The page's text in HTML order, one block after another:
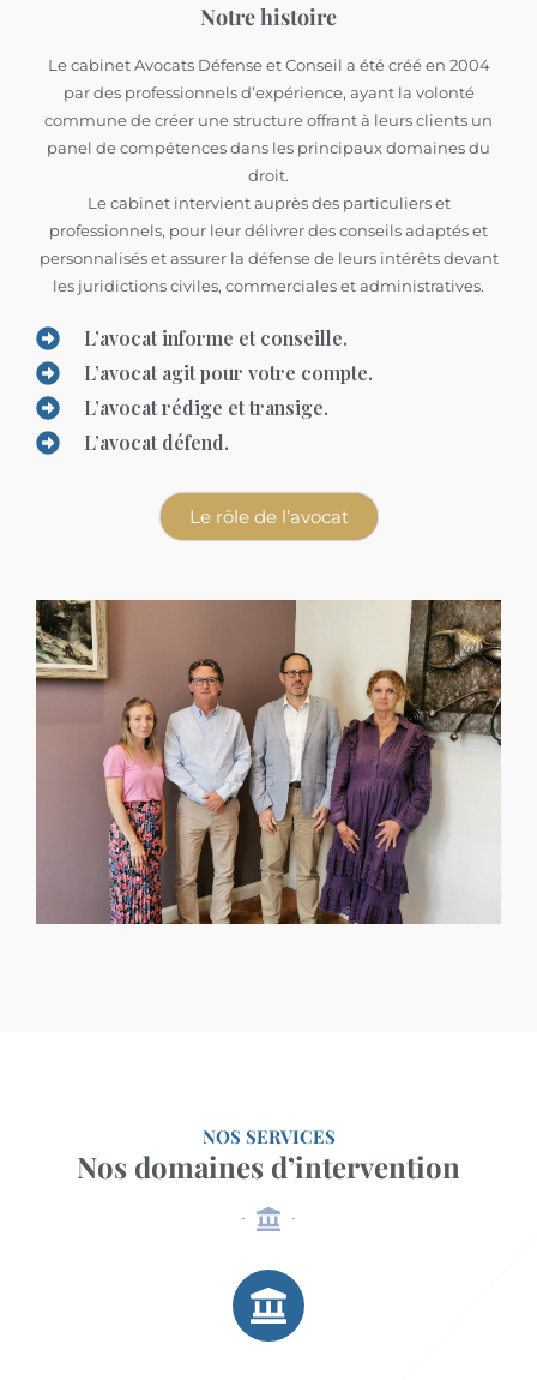
Notre histoire
Le cabinet Avocats Défense et Conseil a été créé en 2004
par des professionnels d’expérience, ayant la volonté
commune de créer une structure offrant à leurs clients un
panel de compétences dans les principaux domaines du
droit.
Le cabinet intervient auprès des particuliers et
professionnels, pour leur délivrer des conseils adaptés et
personnalisés et assurer la défense de leurs intérêts devant
les juridictions civiles, commerciales et administratives.
L’avocat informe et conseille.
L’avocat agit pour votre compte.
L’avocat rédige et transige.
L’avocat défend.
Le rôle de l’avocat
NOS SERVICES
Nos domaines d’intervention